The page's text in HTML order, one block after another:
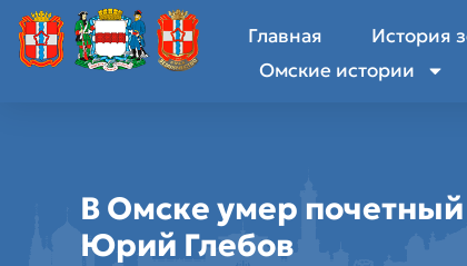
Главная История
Омские истории
В Омске умер
Юрий Глебов